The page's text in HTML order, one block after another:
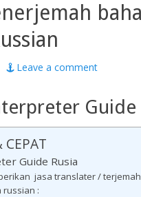
Leave a comment
Guide
CEPAT
Guide Rusia
jasa translater /
russian :